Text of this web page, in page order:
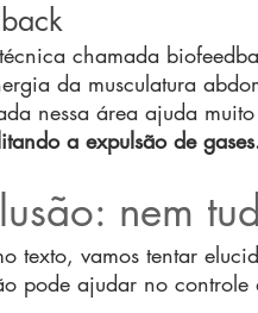
chamada
da musculatura
nessa área ajuda
a expulsão de
nem
texto, vamos tentar
pode ajudar no